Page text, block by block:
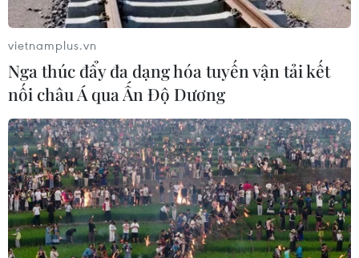
vietnamplus.vn
Nga thúc đẩy đa dạng hóa tuyến vận tải kết
nối châu Á qua Ấn Độ Dương